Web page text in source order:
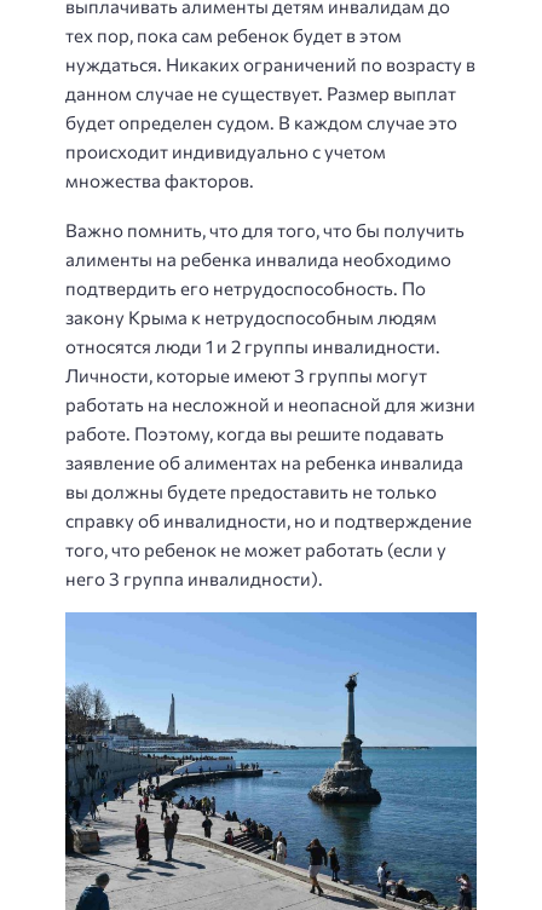
выплачивать алименты детям инвалидам до
тех пор, пока сам ребенок будет в этом
нуждаться. Никаких ограничений по возрасту в
данном случае не существует. Размер выплат
будет определен судом. В каждом случае это
происходит индивидуально с учетом
множества факторов.
Важно помнить, что для того, что бы получить
алименты на ребенка инвалида необходимо
подтвердить его нетрудоспособность. По
закону Крыма к нетрудоспособным людям
относятся люди 1 и 2 группы инвалидности.
Личности, которые имеют 3 группы могут
работать на несложной и неопасной для жизни
работе. Поэтому, когда вы решите подавать
заявление об алиментах на ребенка инвалида
вы должны будете предоставить не только
справку об инвалидности, но и подтверждение
того, что ребенок не может работать (если у
него 3 группа инвалидности).